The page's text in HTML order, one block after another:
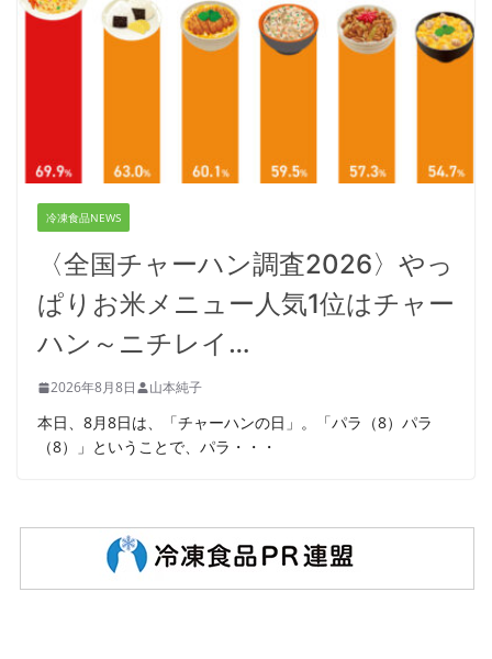
冷凍食品NEWS
〈全国チャーハン調査2026〉やっ
ぱりお米メニュー人気1位はチャー
ハン～ニチレイ…
2026年8月8日 山本純子
本日、8月8日は、「チャーハンの日」。「パラ（8）パラ
（8）」ということで、パラ・・・